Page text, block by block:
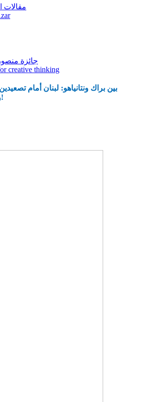
مقالات
جائزة
creative thinking
بين براك ونتانياهو: لبنان أمام
وعسكري؟!